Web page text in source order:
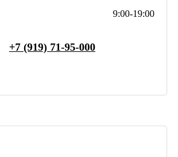
9:00-19:00
+7 (919) 71-95-000